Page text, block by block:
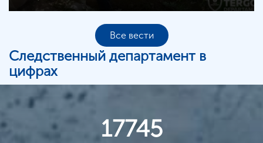
Все вести
Следственный департамент в
цифрах
17745